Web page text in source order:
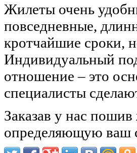
Жилеты очень
повседневные,
кротчайшие сроки,
Индивидуальный
отношение – это
специалисты
Заказав у нас
определяющую ваш